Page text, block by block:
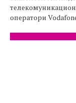
оператори